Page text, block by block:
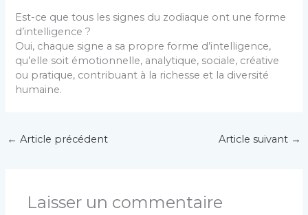
Est-ce que tous les signes du zodiaque ont une forme
d’intelligence ?
Oui, chaque signe a sa propre forme d’intelligence,
qu’elle soit émotionnelle, analytique, sociale, créative
ou pratique, contribuant à la richesse et la diversité
humaine.
← Article précédent Article suivant →
Laisser un commentaire